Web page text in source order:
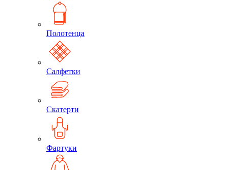
Полотенца
Салфетки
Скатерти
Фартуки